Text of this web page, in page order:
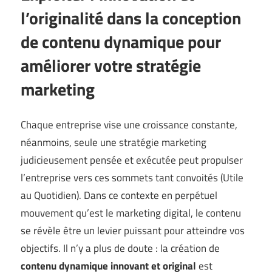
l’originalité dans la conception
de contenu dynamique pour
améliorer votre stratégie
marketing
Chaque entreprise vise une croissance constante,
néanmoins, seule une stratégie marketing
judicieusement pensée et exécutée peut propulser
l’entreprise vers ces sommets tant convoités (Utile
au Quotidien). Dans ce contexte en perpétuel
mouvement qu’est le marketing digital, le contenu
se révèle être un levier puissant pour atteindre vos
objectifs. Il n’y a plus de doute : la création de
contenu dynamique innovant et originalest